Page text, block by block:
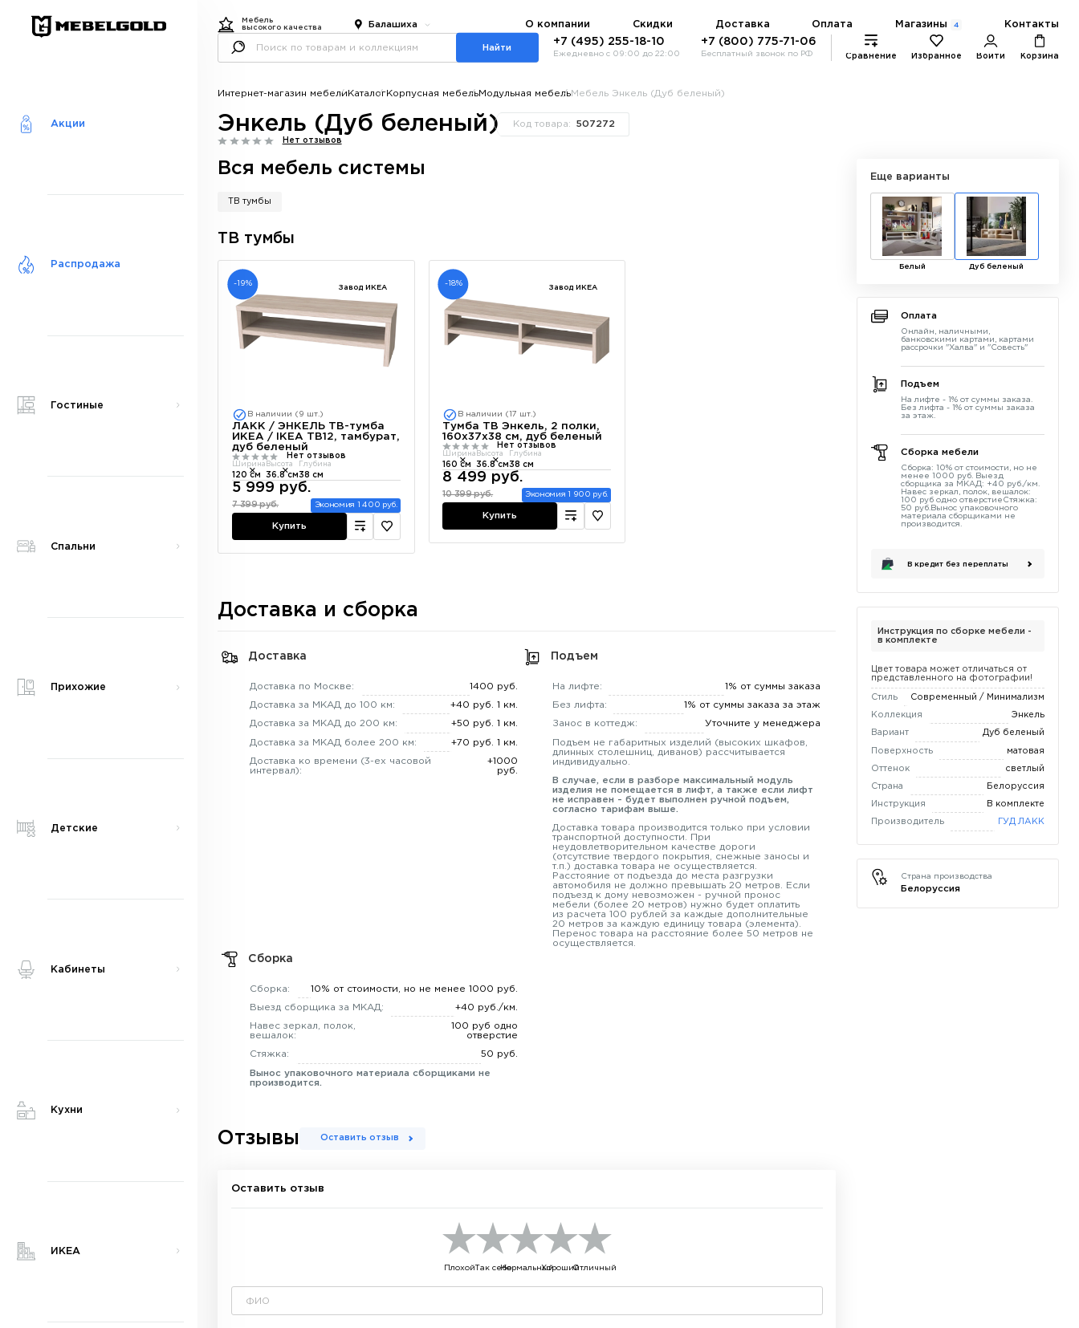
Акции
Распродажа
Гостиные
Спальни
Прихожие
Детские
Кабинеты
Кухни
ИКЕА
Мебель
высокого качества
Балашиха О компании Скидки Доставка Оплата Магазины 4 Контакты
Найти
+7 (495) 255-18-10
Ежедневно с 09:00 до 22:00
+7 (800) 775-71-06
Бесплатный звонок по РФ Сравнение Избранное Войти Корзина
Интернет-магазин мебели КаталогКорпусная мебельМодульная мебельМебель Энкель (Дуб беленый)
Энкель (Дуб беленый) Код товара: 507272
Нет отзывов
Вся мебель системы
ТВ тумбы
ТВ тумбы
-19% Завод ИКЕА
В наличии (9 шт.)
ЛАКК / ЭНКЕЛЬ ТВ-тумба
ИКЕА / IKEA ТВ12, тамбурат,
дуб беленый
Нет отзывов
Ширина
120 см
Высота
36.8 см
Глубина
38 см
5 999 руб.
7 399 руб. Экономия 1 400 руб.
Купить
-18% Завод ИКЕА
В наличии (17 шт.)
Тумба ТВ Энкель, 2 полки,
160х37x38 см, дуб беленый
Нет отзывов
Ширина
160 см
Высота
36.8 см
Глубина
38 см
8 499 руб.
10 399 руб. Экономия 1 900 руб.
Купить
Доставка и сборка
Доставка
Доставка по Москве: 1400 руб.
Доставка за МКАД до 100 км: +40 руб. 1 км.
Доставка за МКАД до 200 км: +50 руб. 1 км.
Доставка за МКАД более 200 км: +70 руб. 1 км.
Доставка ко времени (3-ех часовой
интервал):
+1000
руб.
Подъем
На лифте: 1% от суммы заказа
Без лифта: 1% от суммы заказа за этаж
Занос в коттедж: Уточните у менеджера
Подъем не габаритных изделий (высоких шкафов,
длинных столешниц, диванов) рассчитывается
индивидуально.
В случае, если в разборе максимальный модуль
изделия не помещается в лифт, а также если лифт
не исправен - будет выполнен ручной подъем,
согласно тарифам выше.
Доставка товара производится только при условии
транспортной доступности. При
неудовлетворительном качестве дороги
(отсутствие твердого покрытия, снежные заносы и
т.п.) доставка товара не осуществляется.
Расстояние от подъезда до места разгрузки
автомобиля не должно превышать 20 метров. Если
подъезд к дому невозможен - ручной пронос
мебели (более 20 метров) нужно будет оплатить
из расчета 100 рублей за каждые дополнительные
20 метров за каждую единицу товара (элемента).
Перенос товара на расстояние более 50 метров не
осуществляется.
Сборка
Сборка: 10% от стоимости, но не менее 1000 руб.
Выезд сборщика за МКАД: +40 руб./км.
Навес зеркал, полок,
вешалок:
100 руб одно
отверстие
Стяжка: 50 руб.
Вынос упаковочного материала сборщиками не
производится.
Отзывы Оставить отзыв
Оставить отзыв
Отличный
Хороший
Нормальный
Так себе
Плохой
Еще варианты
Белый Дуб беленый
Оплата
Онлайн, наличными,
банковскими картами, картами
рассрочки "Халва" и "Совесть"
Подъем
На лифте - 1% от суммы заказа.
Без лифта - 1% от суммы заказа
за этаж.
Сборка мебели
Сборка: 10% от стоимости, но не
менее 1000 руб. Выезд
сборщика за МКАД: +40 руб./км.
Навес зеркал, полок, вешалок:
100 руб одно отверстиеСтяжка:
50 руб.Вынос упаковочного
материала сборщиками не
производится.
В кредит без переплаты
Инструкция по сборке мебели -
в комплекте
Цвет товара может отличаться от
представленного на фотографии!
Стиль Современный / Минимализм
Коллекция Энкель
Вариант Дуб беленый
Поверхность матовая
Оттенок светлый
Страна Белоруссия
Инструкция В комплекте
Производитель ГУД ЛАКК
Страна производства
Белоруссия